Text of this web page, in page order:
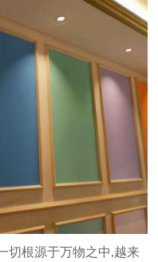
切根源于万物之中,越来